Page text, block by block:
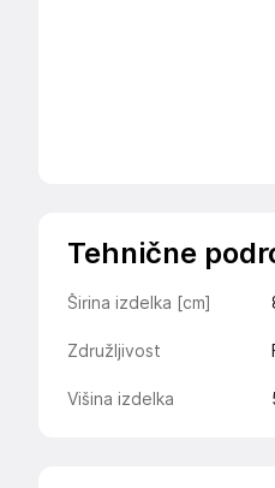
Tehnične
Širina izdelka [cm]
Združljivost
Višina izdelka